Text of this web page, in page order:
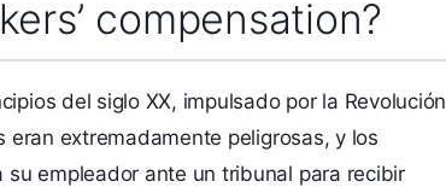
compensation?
del siglo XX, impulsado por la Revolución
eran extremadamente peligrosas, y los
empleador ante un tribunal para recibir